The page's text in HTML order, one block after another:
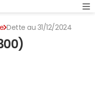
Dette au 31/12/2024